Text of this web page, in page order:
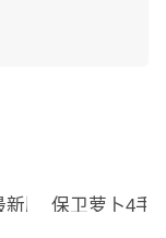
告版
版 保卫萝卜4手